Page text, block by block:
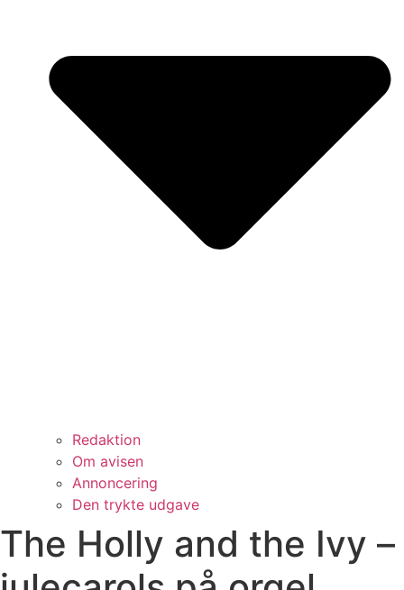
Redaktion
Om avisen
Annoncering
Den trykte udgave
The Holly and the Ivy –